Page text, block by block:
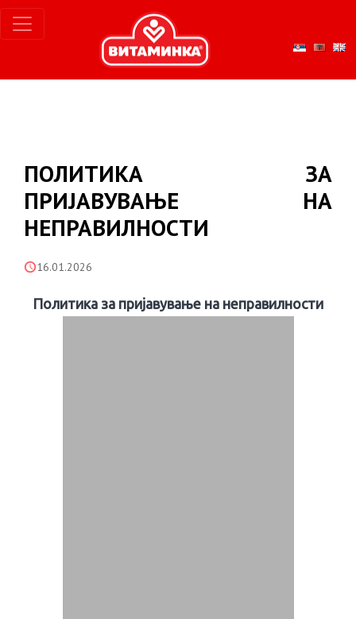
ПОЛИТИКА ЗА
ПРИЈАВУВАЊЕ НА
НЕПРАВИЛНОСТИ
16.01.2026
Политика за пријавување на неправилности